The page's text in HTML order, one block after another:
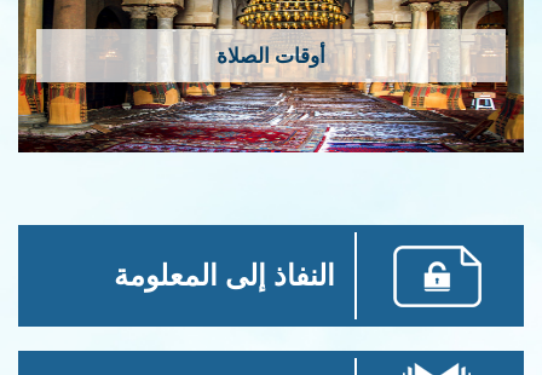
أوقات الصلاة
النفاذ إلى المعلومة